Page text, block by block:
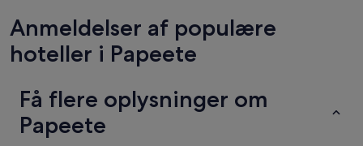
seneste
24
timer.
Priser
tilgængelighed
kan
ændres
uden
Anmeldelser af populære
hoteller i Papeete
Få flere oplysninger om
Papeete